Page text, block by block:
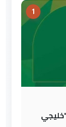
1